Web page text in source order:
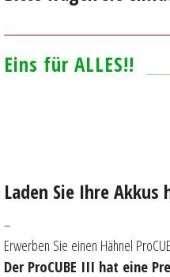
Eins für ALLES!!
Laden Sie Ihre
–
Erwerben Sie einen Hähnel
Der ProCUBE III hat eine